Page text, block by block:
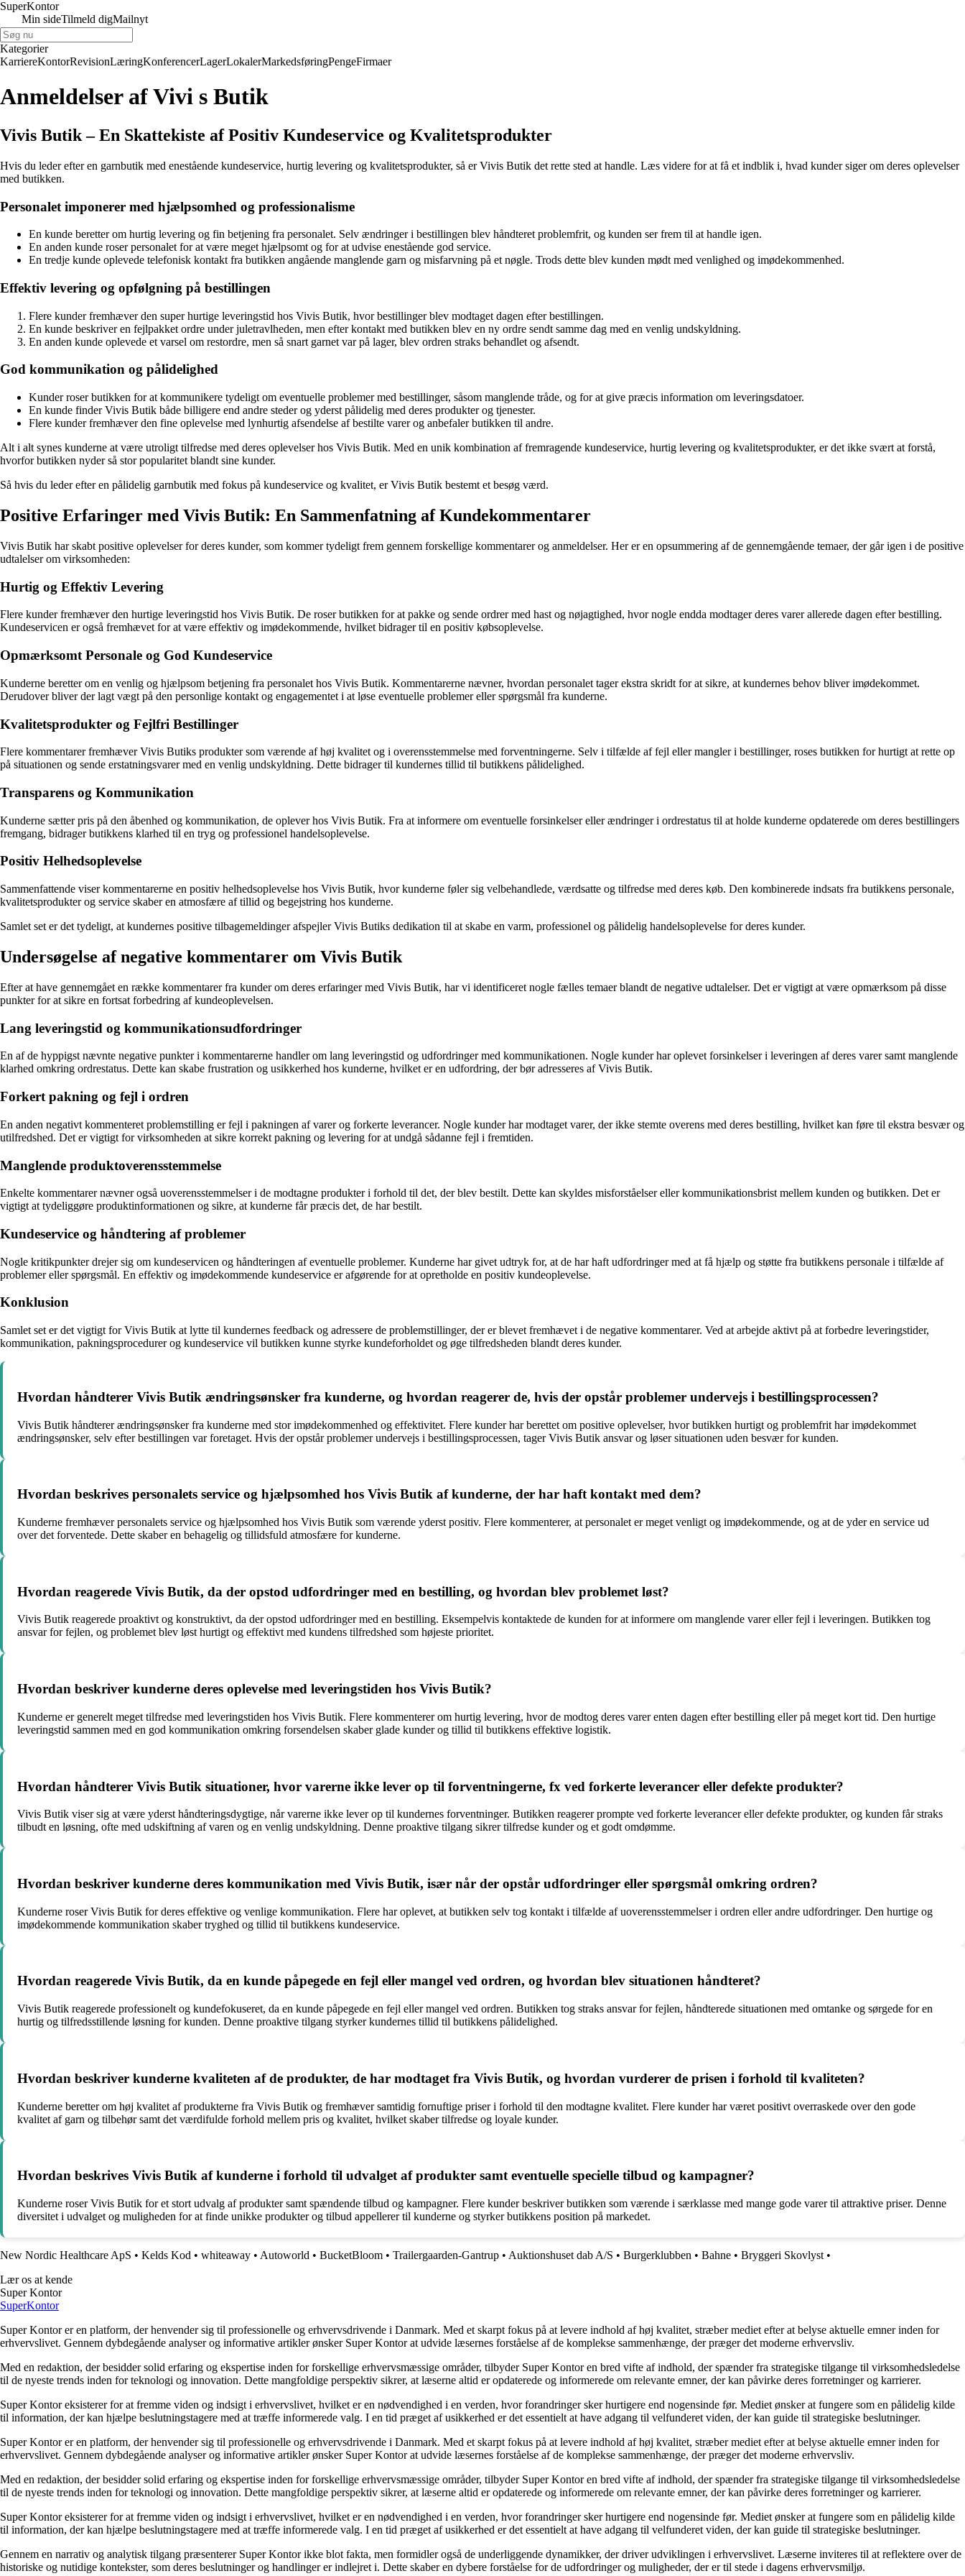
SuperKontor
Min sideTilmeld digMailnyt
Kategorier
KarriereKontorRevisionLæringKonferencerLagerLokalerMarkedsføringPengeFirmaer
Anmeldelser af Vivi s Butik
Vivis Butik – En Skattekiste af Positiv Kundeservice og Kvalitetsprodukter
Hvis du leder efter en garnbutik med enestående kundeservice, hurtig levering og kvalitetsprodukter, så er Vivis Butik det rette sted at handle. Læs videre for at få et indblik i, hvad kunder siger om deres oplevelser
med butikken.
Personalet imponerer med hjælpsomhed og professionalisme
En kunde beretter om hurtig levering og fin betjening fra personalet. Selv ændringer i bestillingen blev håndteret problemfrit, og kunden ser frem til at handle igen.
En anden kunde roser personalet for at være meget hjælpsomt og for at udvise enestående god service.
En tredje kunde oplevede telefonisk kontakt fra butikken angående manglende garn og misfarvning på et nøgle. Trods dette blev kunden mødt med venlighed og imødekommenhed.
Effektiv levering og opfølgning på bestillingen
Flere kunder fremhæver den super hurtige leveringstid hos Vivis Butik, hvor bestillinger blev modtaget dagen efter bestillingen.
En kunde beskriver en fejlpakket ordre under juletravlheden, men efter kontakt med butikken blev en ny ordre sendt samme dag med en venlig undskyldning.
En anden kunde oplevede et varsel om restordre, men så snart garnet var på lager, blev ordren straks behandlet og afsendt.
God kommunikation og pålidelighed
Kunder roser butikken for at kommunikere tydeligt om eventuelle problemer med bestillinger, såsom manglende tråde, og for at give præcis information om leveringsdatoer.
En kunde finder Vivis Butik både billigere end andre steder og yderst pålidelig med deres produkter og tjenester.
Flere kunder fremhæver den fine oplevelse med lynhurtig afsendelse af bestilte varer og anbefaler butikken til andre.
Alt i alt synes kunderne at være utroligt tilfredse med deres oplevelser hos Vivis Butik. Med en unik kombination af fremragende kundeservice, hurtig levering og kvalitetsprodukter, er det ikke svært at forstå,
hvorfor butikken nyder så stor popularitet blandt sine kunder.
Så hvis du leder efter en pålidelig garnbutik med fokus på kundeservice og kvalitet, er Vivis Butik bestemt et besøg værd.
Positive Erfaringer med Vivis Butik: En Sammenfatning af Kundekommentarer
Vivis Butik har skabt positive oplevelser for deres kunder, som kommer tydeligt frem gennem forskellige kommentarer og anmeldelser. Her er en opsummering af de gennemgående temaer, der går igen i de positive
udtalelser om virksomheden:
Hurtig og Effektiv Levering
Flere kunder fremhæver den hurtige leveringstid hos Vivis Butik. De roser butikken for at pakke og sende ordrer med hast og nøjagtighed, hvor nogle endda modtager deres varer allerede dagen efter bestilling.
Kundeservicen er også fremhævet for at være effektiv og imødekommende, hvilket bidrager til en positiv købsoplevelse.
Opmærksomt Personale og God Kundeservice
Kunderne beretter om en venlig og hjælpsom betjening fra personalet hos Vivis Butik. Kommentarerne nævner, hvordan personalet tager ekstra skridt for at sikre, at kundernes behov bliver imødekommet.
Derudover bliver der lagt vægt på den personlige kontakt og engagementet i at løse eventuelle problemer eller spørgsmål fra kunderne.
Kvalitetsprodukter og Fejlfri Bestillinger
Flere kommentarer fremhæver Vivis Butiks produkter som værende af høj kvalitet og i overensstemmelse med forventningerne. Selv i tilfælde af fejl eller mangler i bestillinger, roses butikken for hurtigt at rette op
på situationen og sende erstatningsvarer med en venlig undskyldning. Dette bidrager til kundernes tillid til butikkens pålidelighed.
Transparens og Kommunikation
Kunderne sætter pris på den åbenhed og kommunikation, de oplever hos Vivis Butik. Fra at informere om eventuelle forsinkelser eller ændringer i ordrestatus til at holde kunderne opdaterede om deres bestillingers
fremgang, bidrager butikkens klarhed til en tryg og professionel handelsoplevelse.
Positiv Helhedsoplevelse
Sammenfattende viser kommentarerne en positiv helhedsoplevelse hos Vivis Butik, hvor kunderne føler sig velbehandlede, værdsatte og tilfredse med deres køb. Den kombinerede indsats fra butikkens personale,
kvalitetsprodukter og service skaber en atmosfære af tillid og begejstring hos kunderne.
Samlet set er det tydeligt, at kundernes positive tilbagemeldinger afspejler Vivis Butiks dedikation til at skabe en varm, professionel og pålidelig handelsoplevelse for deres kunder.
Undersøgelse af negative kommentarer om Vivis Butik
Efter at have gennemgået en række kommentarer fra kunder om deres erfaringer med Vivis Butik, har vi identificeret nogle fælles temaer blandt de negative udtalelser. Det er vigtigt at være opmærksom på disse
punkter for at sikre en fortsat forbedring af kundeoplevelsen.
Lang leveringstid og kommunikationsudfordringer
En af de hyppigst nævnte negative punkter i kommentarerne handler om lang leveringstid og udfordringer med kommunikationen. Nogle kunder har oplevet forsinkelser i leveringen af deres varer samt manglende
klarhed omkring ordrestatus. Dette kan skabe frustration og usikkerhed hos kunderne, hvilket er en udfordring, der bør adresseres af Vivis Butik.
Forkert pakning og fejl i ordren
En anden negativt kommenteret problemstilling er fejl i pakningen af varer og forkerte leverancer. Nogle kunder har modtaget varer, der ikke stemte overens med deres bestilling, hvilket kan føre til ekstra besvær og
utilfredshed. Det er vigtigt for virksomheden at sikre korrekt pakning og levering for at undgå sådanne fejl i fremtiden.
Manglende produktoverensstemmelse
Enkelte kommentarer nævner også uoverensstemmelser i de modtagne produkter i forhold til det, der blev bestilt. Dette kan skyldes misforståelser eller kommunikationsbrist mellem kunden og butikken. Det er
vigtigt at tydeliggøre produktinformationen og sikre, at kunderne får præcis det, de har bestilt.
Kundeservice og håndtering af problemer
Nogle kritikpunkter drejer sig om kundeservicen og håndteringen af eventuelle problemer. Kunderne har givet udtryk for, at de har haft udfordringer med at få hjælp og støtte fra butikkens personale i tilfælde af
problemer eller spørgsmål. En effektiv og imødekommende kundeservice er afgørende for at opretholde en positiv kundeoplevelse.
Konklusion
Samlet set er det vigtigt for Vivis Butik at lytte til kundernes feedback og adressere de problemstillinger, der er blevet fremhævet i de negative kommentarer. Ved at arbejde aktivt på at forbedre leveringstider,
kommunikation, pakningsprocedurer og kundeservice vil butikken kunne styrke kundeforholdet og øge tilfredsheden blandt deres kunder.
Hvordan håndterer Vivis Butik ændringsønsker fra kunderne, og hvordan reagerer de, hvis der opstår problemer undervejs i bestillingsprocessen?
Vivis Butik håndterer ændringsønsker fra kunderne med stor imødekommenhed og effektivitet. Flere kunder har berettet om positive oplevelser, hvor butikken hurtigt og problemfrit har imødekommet
ændringsønsker, selv efter bestillingen var foretaget. Hvis der opstår problemer undervejs i bestillingsprocessen, tager Vivis Butik ansvar og løser situationen uden besvær for kunden.
Hvordan beskrives personalets service og hjælpsomhed hos Vivis Butik af kunderne, der har haft kontakt med dem?
Kunderne fremhæver personalets service og hjælpsomhed hos Vivis Butik som værende yderst positiv. Flere kommenterer, at personalet er meget venligt og imødekommende, og at de yder en service ud
over det forventede. Dette skaber en behagelig og tillidsfuld atmosfære for kunderne.
Hvordan reagerede Vivis Butik, da der opstod udfordringer med en bestilling, og hvordan blev problemet løst?
Vivis Butik reagerede proaktivt og konstruktivt, da der opstod udfordringer med en bestilling. Eksempelvis kontaktede de kunden for at informere om manglende varer eller fejl i leveringen. Butikken tog
ansvar for fejlen, og problemet blev løst hurtigt og effektivt med kundens tilfredshed som højeste prioritet.
Hvordan beskriver kunderne deres oplevelse med leveringstiden hos Vivis Butik?
Kunderne er generelt meget tilfredse med leveringstiden hos Vivis Butik. Flere kommenterer om hurtig levering, hvor de modtog deres varer enten dagen efter bestilling eller på meget kort tid. Den hurtige
leveringstid sammen med en god kommunikation omkring forsendelsen skaber glade kunder og tillid til butikkens effektive logistik.
Hvordan håndterer Vivis Butik situationer, hvor varerne ikke lever op til forventningerne, fx ved forkerte leverancer eller defekte produkter?
Vivis Butik viser sig at være yderst håndteringsdygtige, når varerne ikke lever op til kundernes forventninger. Butikken reagerer prompte ved forkerte leverancer eller defekte produkter, og kunden får straks
tilbudt en løsning, ofte med udskiftning af varen og en venlig undskyldning. Denne proaktive tilgang sikrer tilfredse kunder og et godt omdømme.
Hvordan beskriver kunderne deres kommunikation med Vivis Butik, især når der opstår udfordringer eller spørgsmål omkring ordren?
Kunderne roser Vivis Butik for deres effektive og venlige kommunikation. Flere har oplevet, at butikken selv tog kontakt i tilfælde af uoverensstemmelser i ordren eller andre udfordringer. Den hurtige og
imødekommende kommunikation skaber tryghed og tillid til butikkens kundeservice.
Hvordan reagerede Vivis Butik, da en kunde påpegede en fejl eller mangel ved ordren, og hvordan blev situationen håndteret?
Vivis Butik reagerede professionelt og kundefokuseret, da en kunde påpegede en fejl eller mangel ved ordren. Butikken tog straks ansvar for fejlen, håndterede situationen med omtanke og sørgede for en
hurtig og tilfredsstillende løsning for kunden. Denne proaktive tilgang styrker kundernes tillid til butikkens pålidelighed.
Hvordan beskriver kunderne kvaliteten af de produkter, de har modtaget fra Vivis Butik, og hvordan vurderer de prisen i forhold til kvaliteten?
Kunderne beretter om høj kvalitet af produkterne fra Vivis Butik og fremhæver samtidig fornuftige priser i forhold til den modtagne kvalitet. Flere kunder har været positivt overraskede over den gode
kvalitet af garn og tilbehør samt det værdifulde forhold mellem pris og kvalitet, hvilket skaber tilfredse og loyale kunder.
Hvordan beskrives Vivis Butik af kunderne i forhold til udvalget af produkter samt eventuelle specielle tilbud og kampagner?
Kunderne roser Vivis Butik for et stort udvalg af produkter samt spændende tilbud og kampagner. Flere kunder beskriver butikken som værende i særklasse med mange gode varer til attraktive priser. Denne
diversitet i udvalget og muligheden for at finde unikke produkter og tilbud appellerer til kunderne og styrker butikkens position på markedet.
New Nordic Healthcare ApS • Kelds Kod • whiteaway • Autoworld • BucketBloom • Trailergaarden-Gantrup • Auktionshuset dab A/S • Burgerklubben • Bahne • Bryggeri Skovlyst •
Lær os at kende
Super Kontor
SuperKontor
Super Kontor er en platform, der henvender sig til professionelle og erhvervsdrivende i Danmark. Med et skarpt fokus på at levere indhold af høj kvalitet, stræber mediet efter at belyse aktuelle emner inden for
erhvervslivet. Gennem dybdegående analyser og informative artikler ønsker Super Kontor at udvide læsernes forståelse af de komplekse sammenhænge, der præger det moderne erhvervsliv.
Med en redaktion, der besidder solid erfaring og ekspertise inden for forskellige erhvervsmæssige områder, tilbyder Super Kontor en bred vifte af indhold, der spænder fra strategiske tilgange til virksomhedsledelse
til de nyeste trends inden for teknologi og innovation. Dette mangfoldige perspektiv sikrer, at læserne altid er opdaterede og informerede om relevante emner, der kan påvirke deres forretninger og karrierer.
Super Kontor eksisterer for at fremme viden og indsigt i erhvervslivet, hvilket er en nødvendighed i en verden, hvor forandringer sker hurtigere end nogensinde før. Mediet ønsker at fungere som en pålidelig kilde
til information, der kan hjælpe beslutningstagere med at træffe informerede valg. I en tid præget af usikkerhed er det essentielt at have adgang til velfunderet viden, der kan guide til strategiske beslutninger.
Super Kontor er en platform, der henvender sig til professionelle og erhvervsdrivende i Danmark. Med et skarpt fokus på at levere indhold af høj kvalitet, stræber mediet efter at belyse aktuelle emner inden for
erhvervslivet. Gennem dybdegående analyser og informative artikler ønsker Super Kontor at udvide læsernes forståelse af de komplekse sammenhænge, der præger det moderne erhvervsliv.
Med en redaktion, der besidder solid erfaring og ekspertise inden for forskellige erhvervsmæssige områder, tilbyder Super Kontor en bred vifte af indhold, der spænder fra strategiske tilgange til virksomhedsledelse
til de nyeste trends inden for teknologi og innovation. Dette mangfoldige perspektiv sikrer, at læserne altid er opdaterede og informerede om relevante emner, der kan påvirke deres forretninger og karrierer.
Super Kontor eksisterer for at fremme viden og indsigt i erhvervslivet, hvilket er en nødvendighed i en verden, hvor forandringer sker hurtigere end nogensinde før. Mediet ønsker at fungere som en pålidelig kilde
til information, der kan hjælpe beslutningstagere med at træffe informerede valg. I en tid præget af usikkerhed er det essentielt at have adgang til velfunderet viden, der kan guide til strategiske beslutninger.
Gennem en narrativ og analytisk tilgang præsenterer Super Kontor ikke blot fakta, men formidler også de underliggende dynamikker, der driver udviklingen i erhvervslivet. Læserne inviteres til at reflektere over de
historiske og nutidige kontekster, som deres beslutninger og handlinger er indlejret i. Dette skaber en dybere forståelse for de udfordringer og muligheder, der er til stede i dagens erhvervsmiljø.